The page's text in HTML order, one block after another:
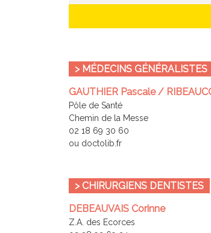
> MÉDECINS GÉNÉRALISTES
GAUTHIER Pascale /
Pôle de Santé
Chemin de la Messe
02 18 69 30 60
ou doctolib.fr
> CHIRURGIENS DENTISTES
DEBEAUVAIS Corinne
Z.A. des Ecorces